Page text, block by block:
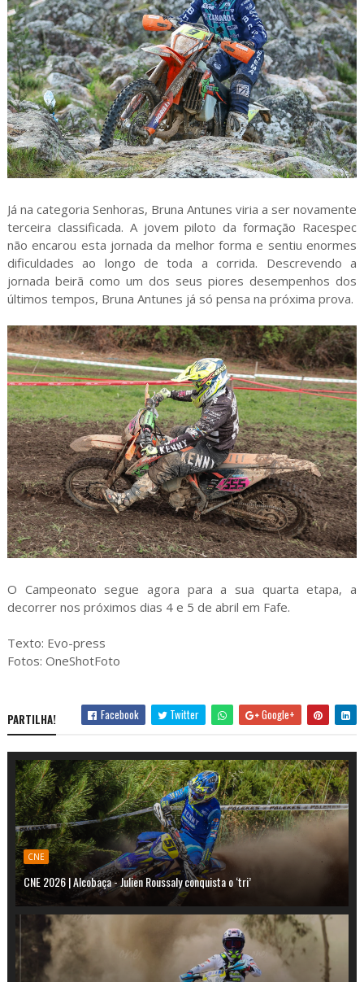
Já na categoria Senhoras, Bruna Antunes viria a ser novamente
terceira classificada. A jovem piloto da formação Racespec
não encarou esta jornada da melhor forma e sentiu enormes
dificuldades ao longo de toda a corrida. Descrevendo a
jornada beirã como um dos seus piores desempenhos dos
últimos tempos, Bruna Antunes já só pensa na próxima prova.
O Campeonato segue agora para a sua quarta etapa, a
decorrer nos próximos dias 4 e 5 de abril em Fafe.
Texto: Evo-press
Fotos: OneShotFoto
PARTILHA! Facebook Twitter Google+
CNE
CNE 2026 | Alcobaça - Julien Roussaly conquista o ‘tri’